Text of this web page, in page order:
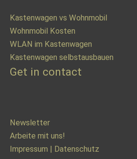
Kastenwagen vs Wohnmobil
Wohnmobil Kosten
WLAN im Kastenwagen
Kastenwagen selbstausbauen
Get in contact
Newsletter
Arbeite mit uns!
Impressum
Datenschutz